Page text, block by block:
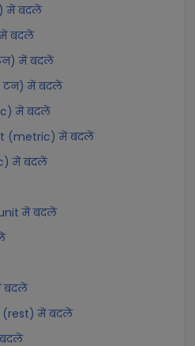
में बदलें
बदलें
में बदलें
टन) में बदलें
में बदलें
(metric) में बदलें
में बदलें
में बदलें
बदलें
(rest) में बदलें